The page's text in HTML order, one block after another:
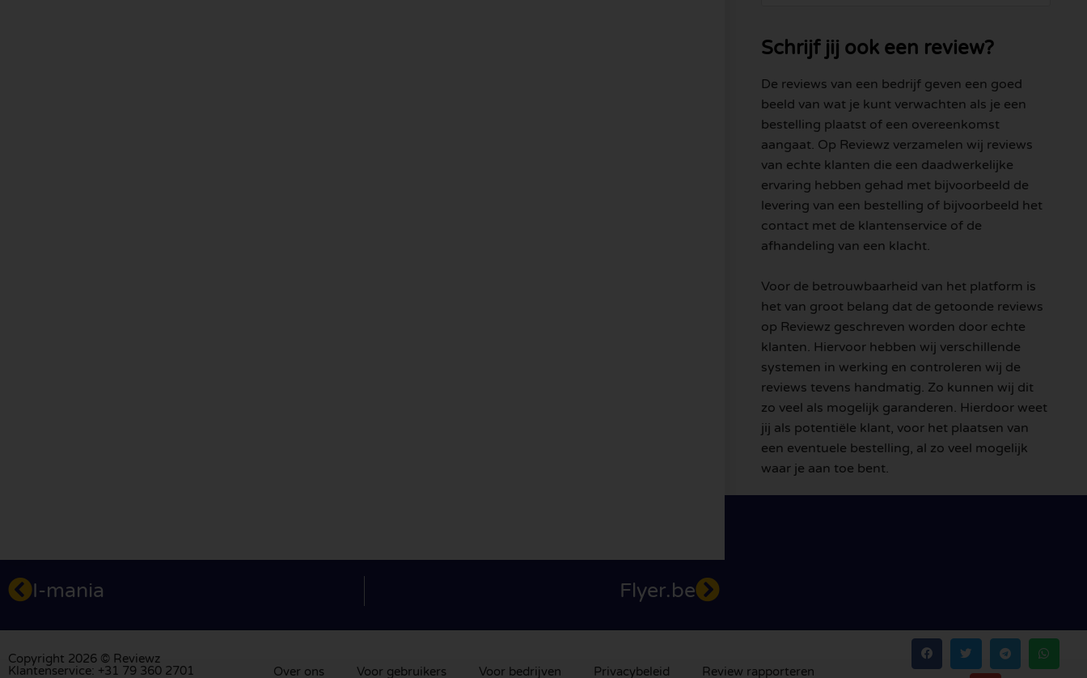
Schrijf jij ook een review?
De reviews van een bedrijf geven een goed
beeld van wat je kunt verwachten als je een
bestelling plaatst of een overeenkomst
aangaat. Op Reviewz verzamelen wij reviews
van echte klanten die een daadwerkelijke
ervaring hebben gehad met bijvoorbeeld de
levering van een bestelling of bijvoorbeeld het
contact met de klantenservice of de
afhandeling van een klacht.
Voor de betrouwbaarheid van het platform is
het van groot belang dat de getoonde reviews
op Reviewz geschreven worden door echte
klanten. Hiervoor hebben wij verschillende
systemen in werking en controleren wij de
reviews tevens handmatig. Zo kunnen wij dit
zo veel als mogelijk garanderen. Hierdoor weet
jij als potentiële klant, voor het plaatsen van
een eventuele bestelling, al zo veel mogelijk
waar je aan toe bent.
I-mania Flyer.be
Copyright 2026 © Reviewz
Klantenservice: +31 79 360 2701
Over ons Voor gebruikers Voor bedrijven Privacybeleid Review rapporteren